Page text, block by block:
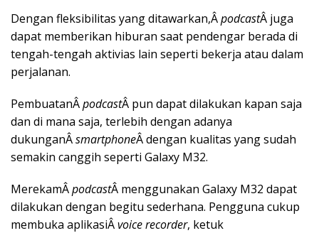
Dengan fleksibilitas yang ditawarkan,ÂpodcastÂ juga
dapat memberikan hiburan saat pendengar berada di
tengah-tengah aktivias lain seperti bekerja atau dalam
perjalanan.
PembuatanÂpodcastÂ pun dapat dilakukan kapan saja
dan di mana saja, terlebih dengan adanya
dukunganÂsmartphoneÂ dengan kualitas yang sudah
semakin canggih seperti Galaxy M32.
MerekamÂpodcastÂ menggunakan Galaxy M32 dapat
dilakukan dengan begitu sederhana. Pengguna cukup
membuka aplikasiÂvoice recorder, ketuk